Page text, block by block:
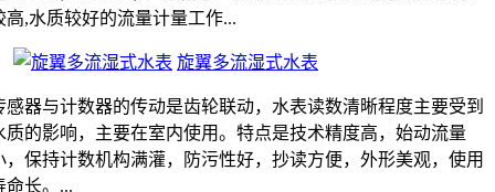
高,水质较好的流量计量工作...
旋翼多流湿式水表
感器与计数器的传动是齿轮联动，水表读数清晰程度主要受到
质的影响，主要在室内使用。特点是技术精度高，始动流量
，保持计数机构满灌，防污性好，抄读方便，外形美观，使用
命长。...